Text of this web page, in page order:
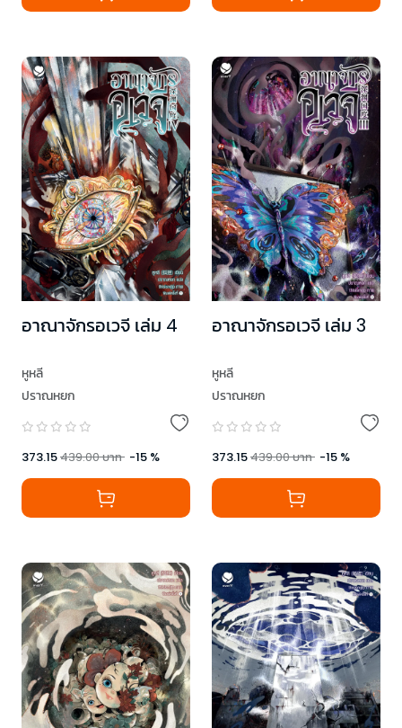
อาณาจักรอเวจี เล่ม 4
หูหลี
ปราณหยก
373.15439.00บาท -15 %
อาณาจักรอเวจี เล่ม 3
หูหลี
ปราณหยก
373.15439.00บาท -15 %